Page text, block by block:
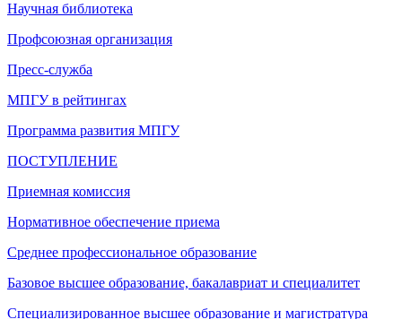
Научная библиотека
Профсоюзная организация
Пресс-служба
МПГУ в рейтингах
Программа развития МПГУ
ПОСТУПЛЕНИЕ
Приемная комиссия
Нормативное обеспечение приема
Среднее профессиональное образование
Базовое высшее образование, бакалавриат и специалитет
Специализированное высшее образование и магистратура